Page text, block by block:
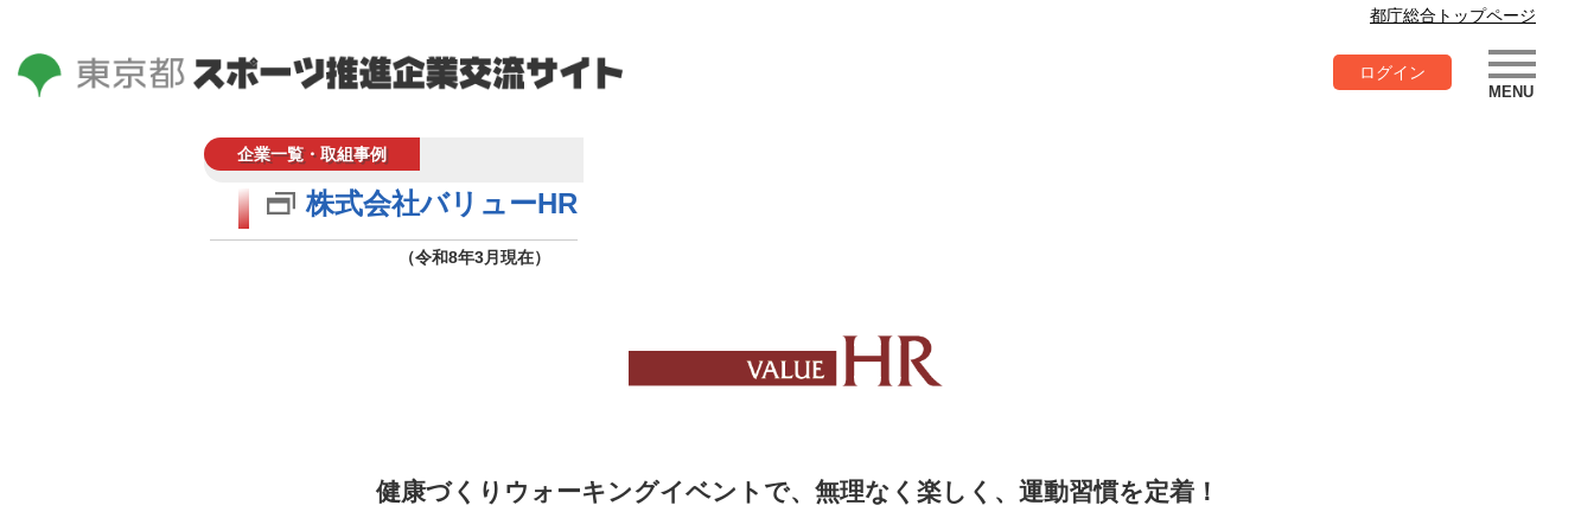
都庁総合トップページ
ログイン
企業一覧・取組事例
株式会社バリューHR
（令和8年3月現在）
健康づくりウォーキングイベントで、無理なく楽しく、運動習慣を定着！